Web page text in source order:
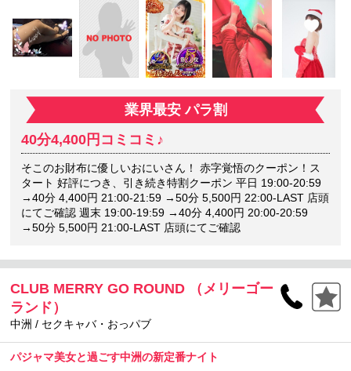
業界最安 パラ割
40分4,400円コミコミ♪
そこのお財布に優しいおにいさん！ 赤字覚悟のクーポン！ス
タート 好評につき、引き続き特割クーポン 平日 19:00-20:59
→40分 4,400円 21:00-21:59 →50分 5,500円 22:00-LAST 店頭
にてご確認 週末 19:00-19:59 →40分 4,400円 20:00-20:59
→50分 5,500円 21:00-LAST 店頭にてご確認
CLUB MERRY GO ROUND （メリーゴー
ランド）
中洲 / セクキャバ・おっパブ
パジャマ美女と過ごす中洲の新定番ナイト